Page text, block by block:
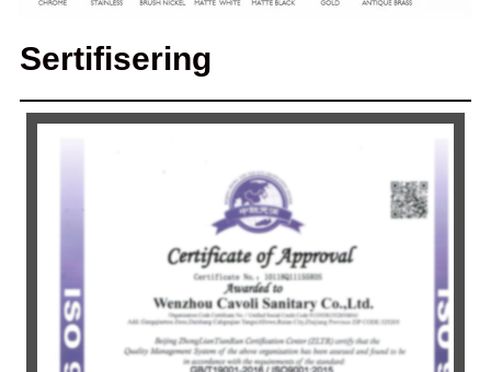
Sertifisering